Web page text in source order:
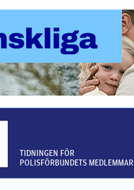
TIDNINGEN FÖR
POLISFÖRBUNDETS MEDLEMMAR